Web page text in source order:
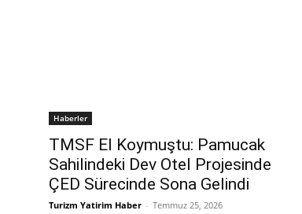
Haberler
TMSF El Koymuştu: Pamucak
Sahilindeki Dev Otel Projesinde
ÇED Sürecinde Sona Gelindi
Turizm Yatirim Haber - Temmuz 25, 2026